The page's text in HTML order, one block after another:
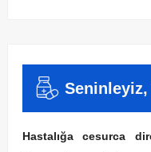
Seninleyiz,
Hastalığa cesurca